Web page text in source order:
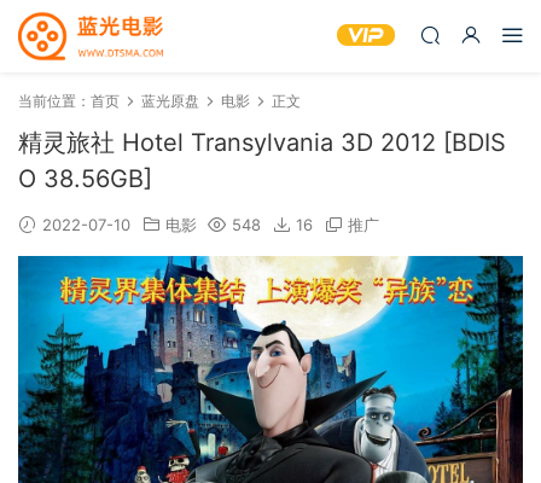
当前位置： 首页 蓝光原盘 电影 正文
精灵旅社 Hotel Transylvania 3D 2012 [BDIS
O 38.56GB]
2022-07-10 电影 548 16 推广